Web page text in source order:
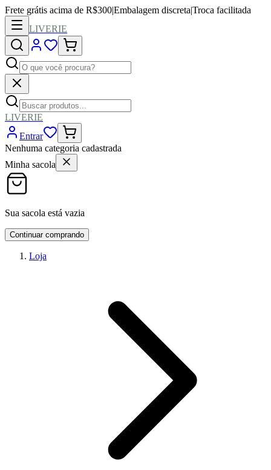
Frete grátis acima de R$300|Embalagem discreta|Troca facilitada
LIVERIE
LIVERIE
Entrar
Nenhuma categoria cadastrada
Minha sacola
Sua sacola está vazia
Continuar comprando
Loja